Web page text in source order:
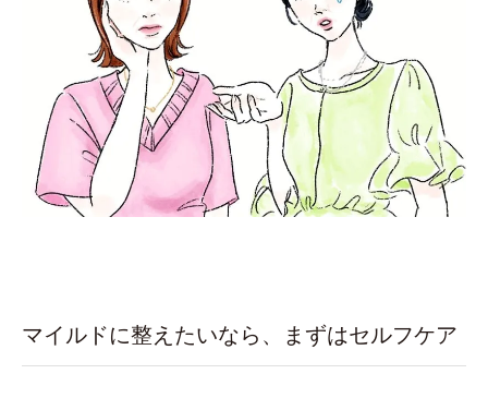
マイルドに整えたいなら、まずはセルフケア